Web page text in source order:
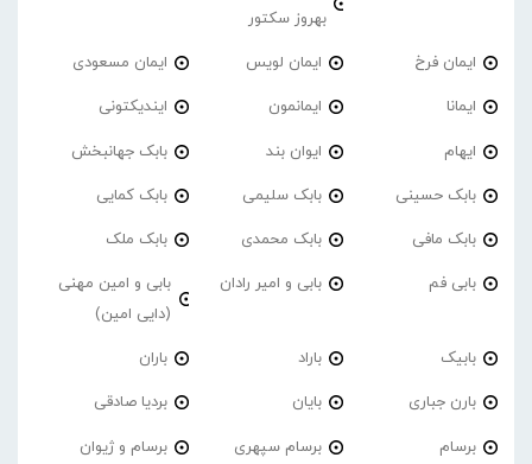
بهروز سکتور
ایمان فرخ ایمان لویس ایمان مسعودی
ایمانا ایمانمون ایندیکتونی
ایهام ایوان بند بابک جهانبخش
بابک حسینی بابک سلیمی بابک کمایی
بابک مافی بابک محمدی بابک ملک
بابی فم بابی و امیر رادان
بابی و امین مهنی
(دایی امین)
بابیک باراد باران
بارن جباری بایان بردیا صادقی
برسام برسام سپهری برسام و ژیوان